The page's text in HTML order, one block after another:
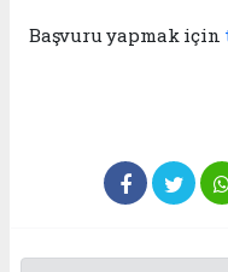
Başvuru yapmak için